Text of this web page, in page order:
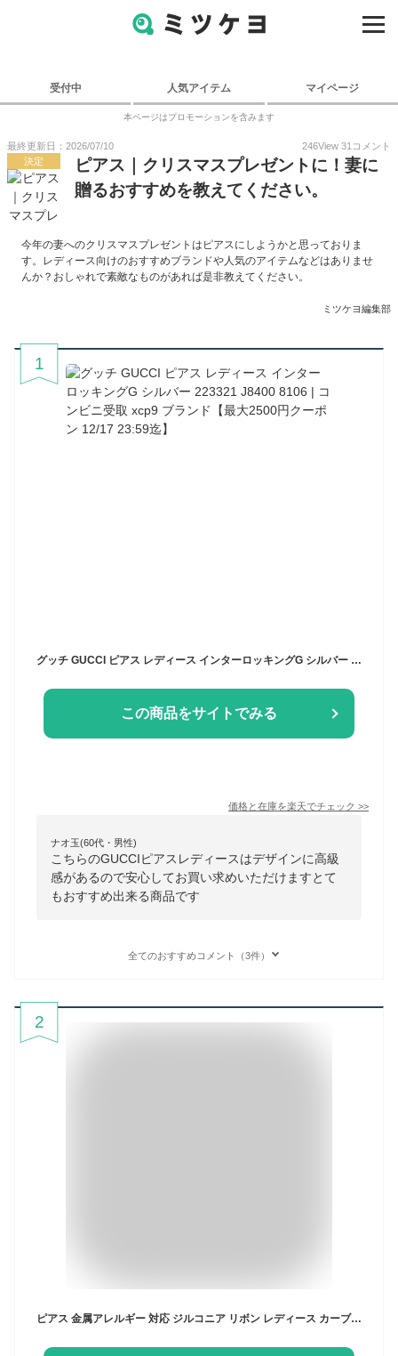
受付中 人気アイテム マイページ
本ページはプロモーションを含みます
最終更新日：2026/07/10 246View 31 コメント
決定
ピアス｜クリスマスプレゼントに！妻に
贈るおすすめを教えてください。
今年の妻へのクリスマスプレゼントはピアスにしようかと思っておりま
す。レディース向けのおすすめブランドや人気のアイテムなどはありませ
んか？おしゃれで素敵なものがあれば是非教えてください。
ミツケヨ編集部
1
グッチ GUCCI ピアス レディース インターロッキングG シルバー 223321 J8400 8106 | コンビニ受取 xcp9 ブランド【最大2500円クーポン 12/17 23:59迄】
この商品をサイトでみる
価格と在庫を楽天でチェック >>
ナオ玉(60代・男性)
こちらのGUCCIピアスレディースはデザインに高級
感があるので安心してお買い求めいただけますとて
もおすすめ出来る商品です
全てのおすすめコメント（3件）
2
ピアス 金属アレルギー 対応 ジルコニア リボン レディース カーブノット 18金 K18 プラチナ 仕上 ブランド 可愛い おしゃれ 彼女 クリスマス プレゼント 誕生日プレゼント 女友達 ギフト 大人 50代 20代 30代 40代 結婚記念日 妻 【優】 【P】